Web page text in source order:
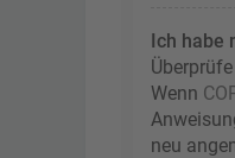
Ich habe
Wenn
neu